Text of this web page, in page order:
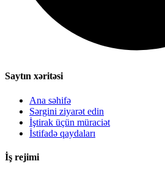
Saytın xəritəsi
Ana səhifə
Sərgini ziyarət edin
İştirak üçün müraciət
İstifadə qaydaları
İş rejimi